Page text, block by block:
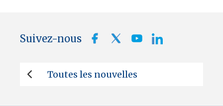
Suivez-nous
Toutes les nouvelles